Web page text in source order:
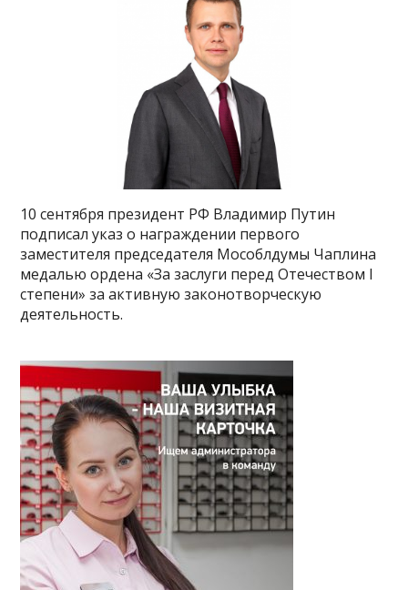
10 сентября президент РФ Владимир Путин
подписал указ о награждении первого
заместителя председателя Мособлдумы Чаплина
медалью ордена «За заслуги перед Отечеством I
степени» за активную законотворческую
деятельность.